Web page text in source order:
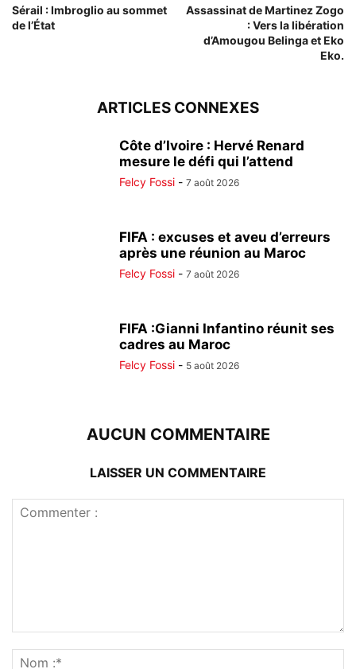
Sérail : Imbroglio au sommet
de l’État
Assassinat de Martinez Zogo
: Vers la libération
d’Amougou Belinga et Eko
Eko.
ARTICLES CONNEXES
Côte d’Ivoire : Hervé Renard
mesure le défi qui l’attend
Felcy Fossi - 7 août 2026
FIFA : excuses et aveu d’erreurs
après une réunion au Maroc
Felcy Fossi - 7 août 2026
FIFA :Gianni Infantino réunit ses
cadres au Maroc
Felcy Fossi - 5 août 2026
AUCUN COMMENTAIRE
LAISSER UN COMMENTAIRE